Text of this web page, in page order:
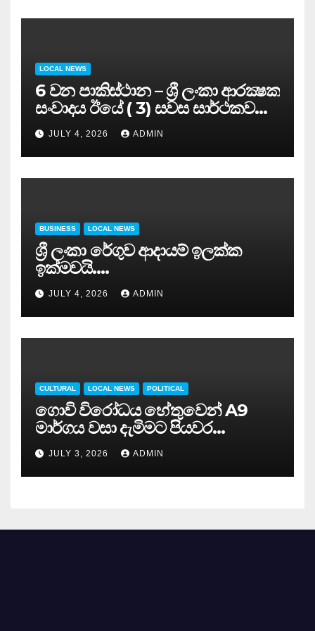
LOCAL NEWS
6 වන පාකිස්ථාන – ශ්‍රී ලංකා ආරක්‍ෂක
සංවාදය ඊයේ ( 3) සවස සාර්ථකව
අවසන් කරයි..
JULY 4, 2026 ADMIN
BUSINESS LOCAL NEWS
ශ්‍රී ලංකා රේගුව ආදායම් ඉලක්ක
ඉක්මවයි….
JULY 4, 2026 ADMIN
CULTURAL LOCAL NEWS POLITICAL
ගොවි විරෝධය හේතුවෙන් A9
මාර්ගය වසා දැමිමට පියවර…
JULY 3, 2026 ADMIN